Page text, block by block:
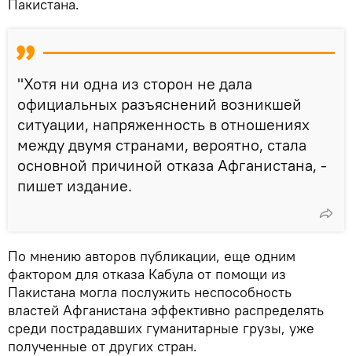
Пакистана.
"Хотя ни одна из сторон не дала
официальных разъяснений возникшей
ситуации, напряженность в отношениях
между двумя странами, вероятно, стала
основной причиной отказа Афганистана, -
пишет издание.
По мнению авторов публикации, еще одним
фактором для отказа Кабула от помощи из
Пакистана могла послужить неспособность
властей Афганистана эффективно распределять
среди пострадавших гуманитарные грузы, уже
полученные от других стран.